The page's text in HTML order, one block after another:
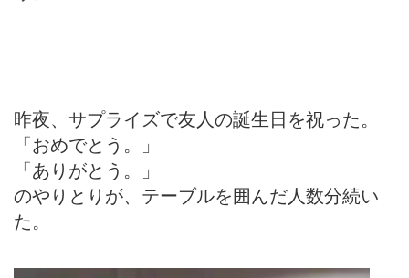
昨夜、サプライズで友人の誕生日を祝った。
「おめでとう。」
「ありがとう。」
のやりとりが、テーブルを囲んだ人数分続い
た。